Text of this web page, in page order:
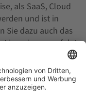
als SaaS, Cloud
und ist in
Sie dazu auch das
Lizenzierung erfolgt
Gerne
und
Sie einen
mehr über die
Endpoint